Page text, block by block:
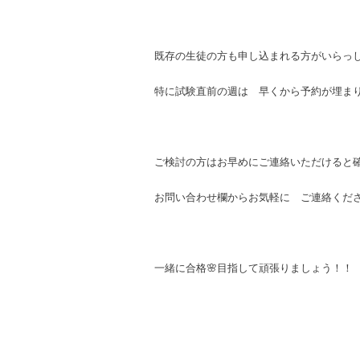
既存の生徒の方も申し込まれる方がいらっ
特に試験直前の週は 早くから予約が埋まり
ご検討の方はお早めにご連絡いただけると
お問い合わせ欄からお気軽に ご連絡くださ
一緒に合格🌸目指して頑張りましょう！！